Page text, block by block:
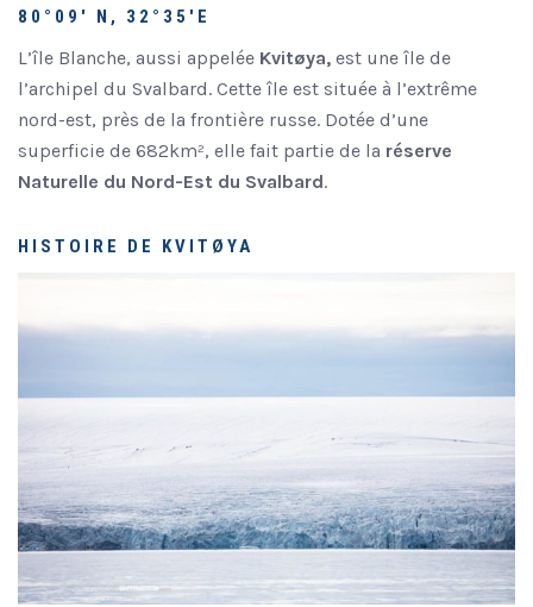
80°09′ N, 32°35′E
L’île Blanche, aussi appelée Kvitøya, est une île de
l’archipel du Svalbard. Cette île est située à l’extrême
nord-est, près de la frontière russe. Dotée d’une
superficie de 682km², elle fait partie de la réserve
Naturelle du Nord-Est du Svalbard.
HISTOIRE DE KVITØYA